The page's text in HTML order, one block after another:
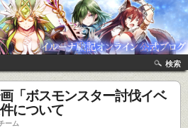
検索
「ボスモンスター討伐イベ
について
ーム